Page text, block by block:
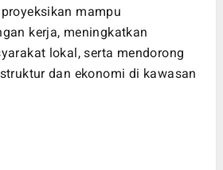
mampu
kerja, meningkatkan
lokal, serta mendorong
dan ekonomi di kawasan